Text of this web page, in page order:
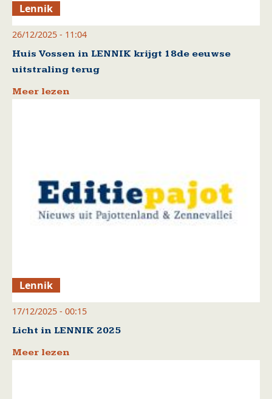
Lennik
26/12/2025 - 11:04
Huis Vossen in LENNIK krijgt 18de eeuwse
uitstraling terug
Meer lezen
Lennik
17/12/2025 - 00:15
Licht in LENNIK 2025
Meer lezen